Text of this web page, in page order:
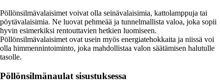
Pöllönsilmävalaisimet voivat olla seinävalaisimia, kattolamppuja tai
pöytävalaisimia. Ne luovat pehmeää ja tunnelmallista valoa, joka sopii
hyvin esimerkiksi rentouttavien hetkien luomiseen.
Pöllönsilmävalaisimet ovat usein myös energiatehokkaita ja niissä voi
olla himmennintoiminto, joka mahdollistaa valon säätämisen halutulle
tasolle.
Pöllönsilmänaulat sisustuksessa